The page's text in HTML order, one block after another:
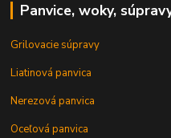
Panvice, woky,
Grilovacie súpravy
Liatinová panvica
Nerezová panvica
Oceľová panvica